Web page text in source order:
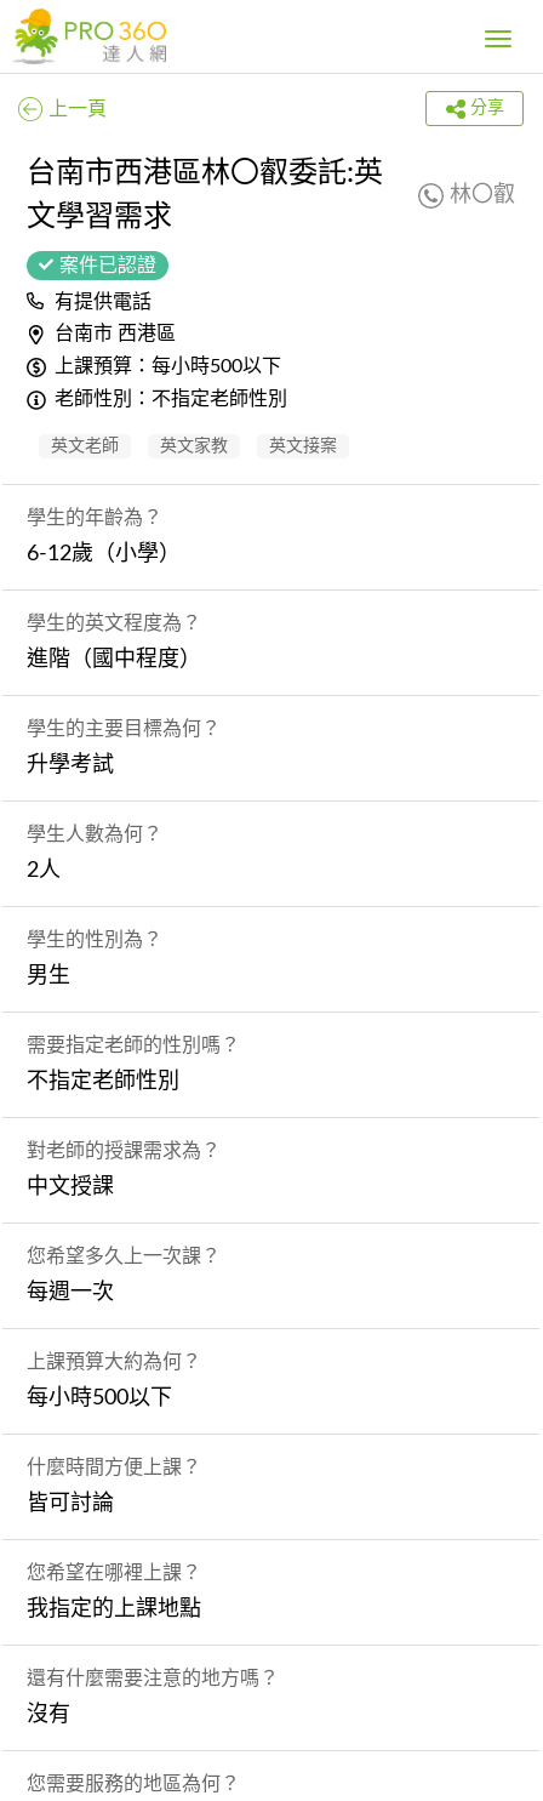
Toggle
上一頁 分享
台南市西港區林〇叡委託:英
文學習需求
林〇叡
案件已認證
有提供電話
台南市 西港區
上課預算：每小時500以下
老師性別：不指定老師性別
英文老師 英文家教 英文接案
學生的年齡為？
6-12歲（小學）
學生的英文程度為？
進階（國中程度）
學生的主要目標為何？
升學考試
學生人數為何？
2人
學生的性別為？
男生
需要指定老師的性別嗎？
不指定老師性別
對老師的授課需求為？
中文授課
您希望多久上一次課？
每週一次
上課預算大約為何？
每小時500以下
什麼時間方便上課？
皆可討論
您希望在哪裡上課？
我指定的上課地點
還有什麼需要注意的地方嗎？
沒有
您需要服務的地區為何？